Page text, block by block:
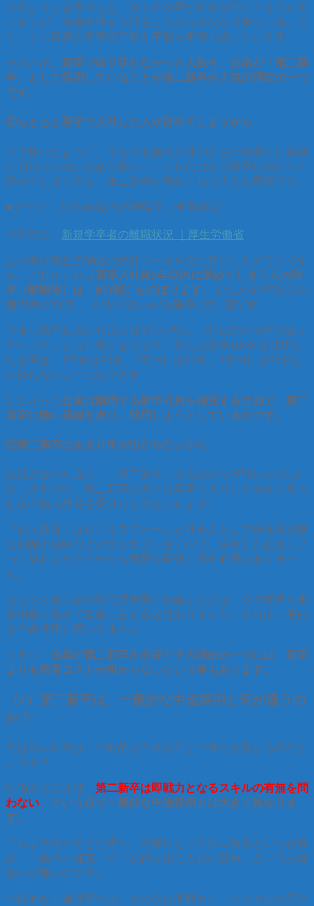
そのような背景のもと、多くの企業が新卒採用に力を入れて
いますが、採用条件を下げることはなかなか出来ない為、ど
うしても目標の新卒採用数を下回る事態も続いています。
そのため、 新卒で取り切れなかった人数を、企業が「第二新
卒」として採用していることが第二新卒が人気の理由の一つ
です。
②もともと新卒で入社した人が辞めてしまうから
上で述べたように、そもそも新卒入社の人を計画通りに採用
し切れていない企業が多い中、さらにはその新卒社員たちも
辞めてしまうのも、第二新卒が求められる大きな原因です。
■グラフ：入社3年以内の離職率（全業種計）
※引用元： 新規学卒者の離職状況 ｜厚生労働省
上の表は厚生労働省の統計データを元に算出したグラフです
が、これによれば新卒入社後3年以内に辞めてしまう人の確
率（離職率）は、約3割にものぼります。
また入社2年以内の
離職率は約2割、入社1年以内の離職率は約1割です。
つまり新卒社員たちは入社3年の間に、1年に約10%ずつ減っ
ていってしまう計算となります。例えば新卒100名を採用し
た企業は、1年目は90名、2年目には80名、3年目には70名し
か残らないことになります。
したがって企業は離職する新卒社員を補充する目的で、第二
新卒に熱い視線を送り、採用しようとしているのです。
③第二新卒はあまり手が掛からないから
先ほど述べた通り、「第二新卒」は入社から3年以内の人を
指しますので、第二新卒の方々は新卒で入社した会社である
程度の新人教育を受けたと考えられます。
「新人教育」はビジネスマナーなど社会人として最低限必要
な知識や経験などが含まれていますので、採用した企業にと
って見ればまたイチから教育や研修し直す必要はありませ
ん。
もちろん第二新卒枠で異業界に転職した人は、その業界や事
業構造を改めて勉強し直す必要はありますが、それは一般的
な中途採用と変わりません。
つまり、 企業が第二新卒を必要とする理由の一つには、新卒
よりも教育コストが掛からないという事もあります。
（2）第二新卒は、一般的な中途採用と何が違うの
か？
では第二新卒は、一般的な中途採用と一体何が異なるのでし
ょうか？
結論から言えば、 第二新卒は即戦力となるスキルの有無を問
わない、という点で一般的な中途採用とは大きく異なりま
す。
これまで述べてきた通り、企業にとって第二新卒という存在
は、「新卒の補充」や「次代を担う人材の登用」という意味
合いが強いのです。
一般的な中途採用では、その人に即戦力としてスキルの高さ